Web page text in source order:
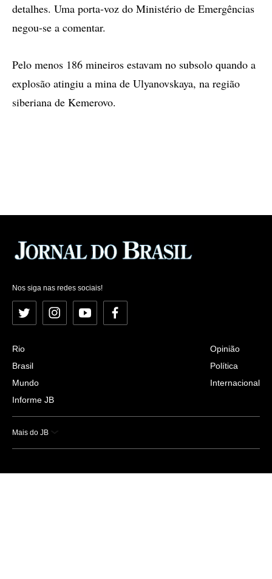
detalhes. Uma porta-voz do Ministério de Emergências
negou-se a comentar.
Pelo menos 186 mineiros estavam no subsolo quando a
explosão atingiu a mina de Ulyanovskaya, na região
siberiana de Kemerovo.
Nos siga nas redes sociais!
Twitter InstagramYouTubeFacebook
Rio
Brasil
Mundo
Informe JB
Opinião
Política
Internacional
Mais do JB
Esportes